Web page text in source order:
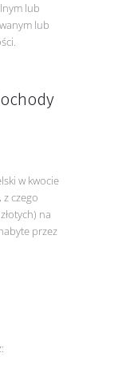
lub
lub
w kwocie
z czego
na
przez